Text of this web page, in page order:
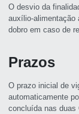
O desvio da
auxílio-alimentação
dobro em caso de
Prazos
O prazo inicial de
automaticamente
concluída nas duas